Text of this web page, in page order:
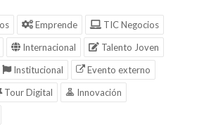
Emprende
TIC Negocios
Internacional
Talento Joven
Institucional
Evento externo
Tour Digital
Innovación